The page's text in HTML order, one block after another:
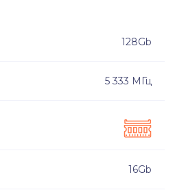
128Gb
5 333 МГц
16Gb